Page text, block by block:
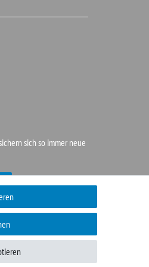
sich so immer neue